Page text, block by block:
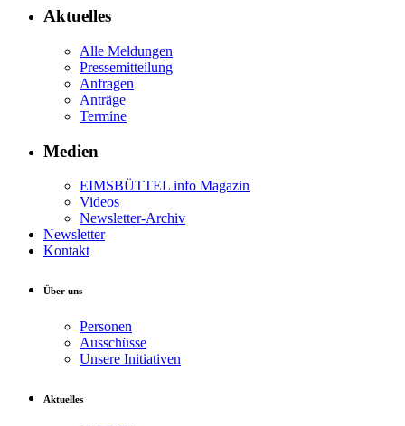
Aktuelles
Alle Meldungen
Pressemitteilung
Anfragen
Anträge
Termine
Medien
EIMSBÜTTEL info Magazin
Videos
Newsletter-Archiv
Newsletter
Kontakt
Über uns
Personen
Ausschüsse
Unsere Initiativen
Aktuelles